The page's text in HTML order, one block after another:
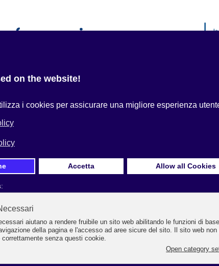
Servizi alle Imprese
Home Uncategorised Settore alberghiero, una crisi senza fine
Pagina
alberghiero, una crisi senza fine